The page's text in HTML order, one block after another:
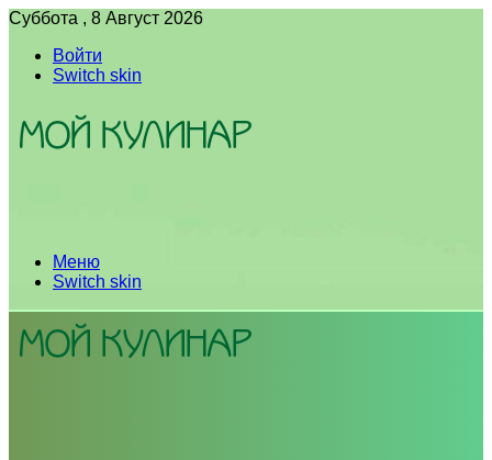
Суббота , 8 Август 2026
Войти
Switch skin
Меню
Switch skin